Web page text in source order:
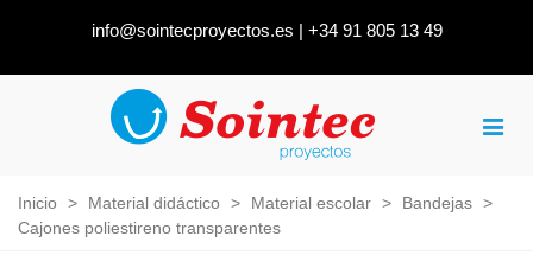
info@sointecproyectos.es | +34 91 805 13 49
Inicio > Material didáctico > Material escolar > Bandejas >
Cajones poliestireno transparentes